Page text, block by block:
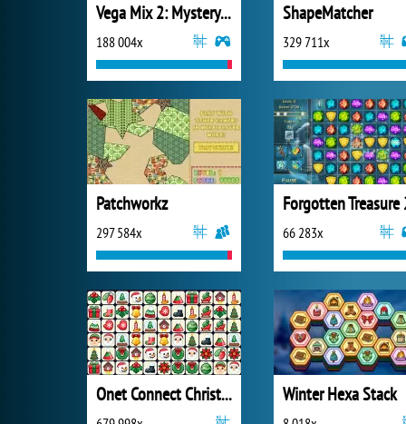
Vega Mix 2: Mystery of Island
188 004x
ShapeMatcher
329 711x
Patchworkz
297 584x
Forgotten Treasure
66 283x
Onet Connect Christmas Winter Hexa Stack